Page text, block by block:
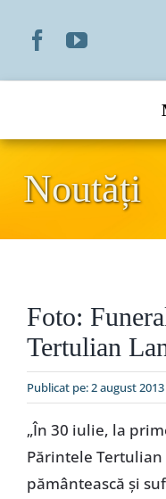
Organizare
Liturgic
Special
Noutăți
Foto:
Tertulian
Publicat pe: 2 august 2013
„În 30 iulie, la
Părintele
pământească și